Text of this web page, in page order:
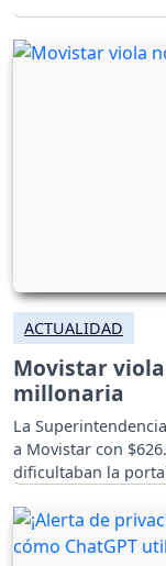
ACTUALIDAD
Movistar
millonaria
La
a Movistar con
dificultaban la